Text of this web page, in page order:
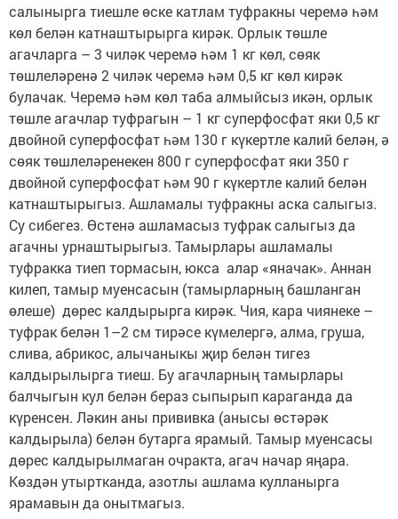
салынырга тиешле өске катлам туфракны черемә һәм
көл белән катнаштырырга кирәк. Орлык төшле
агачларга – 3 чиләк черемә һәм 1 кг көл, сөяк
төшлеләренә 2 чиләк черемә һәм 0,5 кг көл кирәк
булачак. Черемә һәм көл таба алмыйсыз икән, орлык
төшле агачлар туфрагын – 1 кг суперфосфат яки 0,5 кг
двойной суперфосфат һәм 130 г күкертле калий белән, ә
сөяк төшлеләренекен 800 г суперфосфат яки 350 г
двойной суперфосфат һәм 90 г күкертле калий белән
катнаштырыгыз. Ашламалы туфракны аска салыгыз.
Су сибегез. Өстенә ашламасыз туфрак салыгыз да
агачны урнаштырыгыз. Тамырлары ашламалы
туфракка тиеп тормасын, юкса алар «яначак». Аннан
килеп, тамыр муенсасын (тамырларның башланган
өлеше) дөрес калдырырга кирәк. Чия, кара чиянеке –
туфрак белән 1–2 см тирәсе күмелергә, алма, груша,
слива, абрикос, алычаныкы җир белән тигез
калдырылырга тиеш. Бу агачларның тамырлары
балчыгын кул белән бераз сыпырып караганда да
күренсен. Ләкин аны прививка (анысы өстәрәк
калдырыла) белән бутарга ярамый. Тамыр муенсасы
дөрес калдырылмаган очракта, агач начар яңара.
Көздән утыртканда, азотлы ашлама кулланырга
ярамавын да онытмагыз.